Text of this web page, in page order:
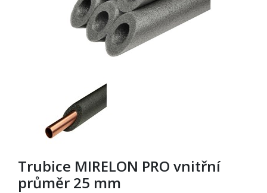
Trubice MIRELON PRO vnitřní
průměr 25 mm